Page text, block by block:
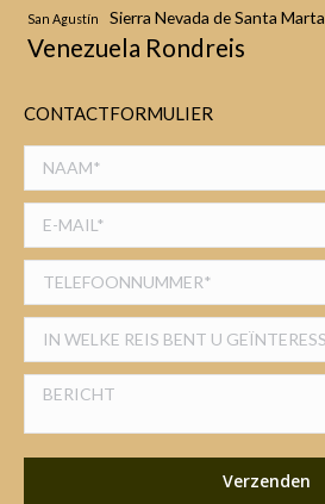
San Agustín
Sierra Nevada de Santa Marta
Venezuela Rondreis
CONTACTFORMULIER